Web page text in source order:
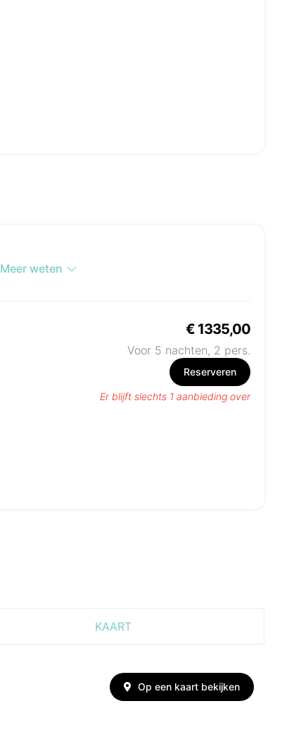
Meer weten
€ 1335,00
Voor 5 nachten, 2 pers.
Reserveren
Er blijft slechts 1 aanbieding over
KAART
Op een kaart bekijken